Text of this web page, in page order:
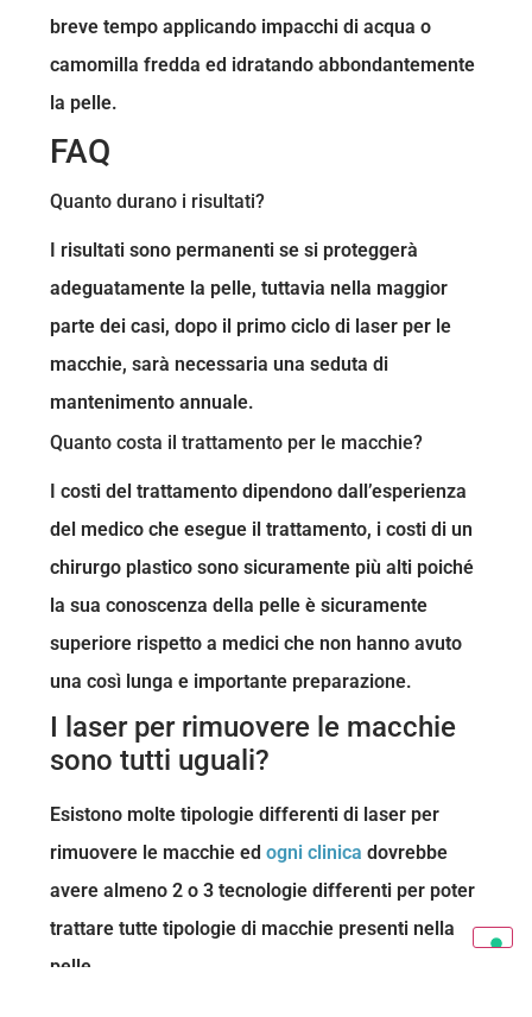
breve tempo applicando impacchi di acqua o
camomilla fredda ed idratando abbondantemente
la pelle.
FAQ
Quanto durano i risultati?
I risultati sono permanenti se si proteggerà
adeguatamente la pelle, tuttavia nella maggior
parte dei casi, dopo il primo ciclo di laser per le
macchie, sarà necessaria una seduta di
mantenimento annuale.
Quanto costa il trattamento per le macchie?
I costi del trattamento dipendono dall’esperienza
del medico che esegue il trattamento, i costi di un
chirurgo plastico sono sicuramente più alti poiché
la sua conoscenza della pelle è sicuramente
superiore rispetto a medici che non hanno avuto
una così lunga e importante preparazione.
I laser per rimuovere le macchie
sono tutti uguali?
Esistono molte tipologie differenti di laser per
rimuovere le macchie ed ogni clinica dovrebbe
avere almeno 2 o 3 tecnologie differenti per poter
trattare tutte tipologie di macchie presenti nella
pelle.